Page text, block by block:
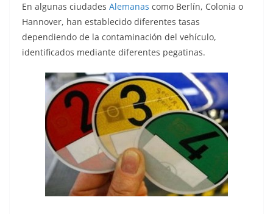
En algunas ciudades Alemanas como Berlín, Colonia o
Hannover, han establecido diferentes tasas
dependiendo de la contaminación del vehículo,
identificados mediante diferentes pegatinas.